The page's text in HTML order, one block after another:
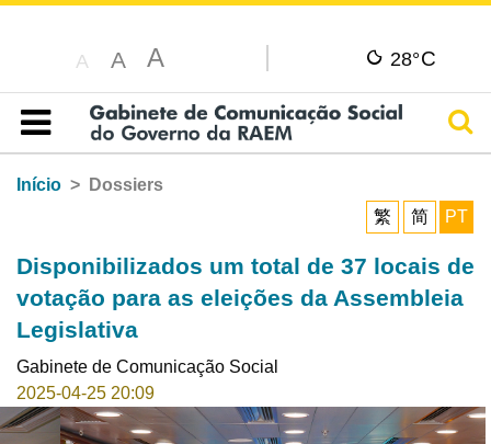
A A A 28°C
Índice
Início
Dossiers
繁
简 PT
Disponibilizados um total de 37 locais de
votação para as eleições da Assembleia
Legislativa
Gabinete de Comunicação Social
2025-04-25 20:09